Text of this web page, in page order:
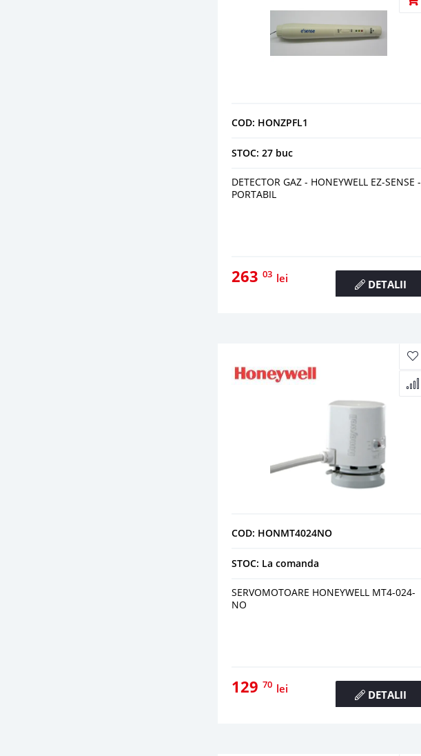
COD: HONZPFL1
STOC: 27 buc
DETECTOR GAZ - HONEYWELL EZ-SENSE -
PORTABIL
263 03 lei DETALII
COD: HONMT4024NO
STOC: La comanda
SERVOMOTOARE HONEYWELL MT4-024-
NO
129 70 lei DETALII